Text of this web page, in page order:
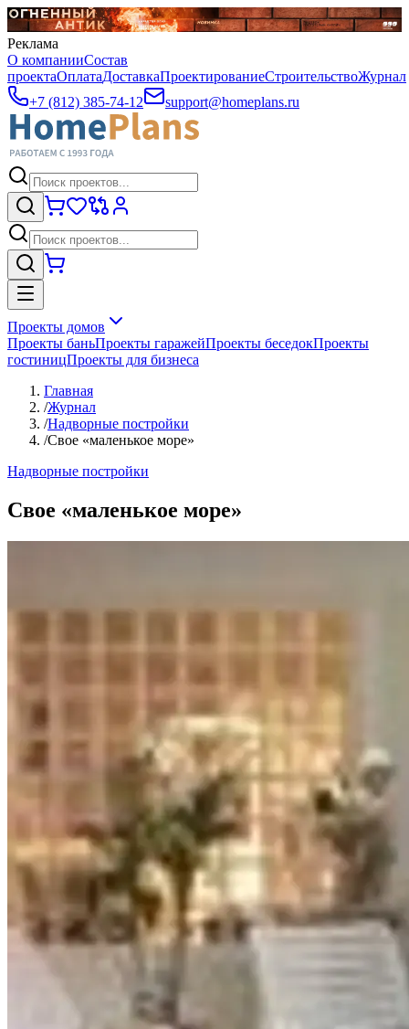
Реклама
О компанииСостав
проектаОплатаДоставкаПроектированиеСтроительствоЖурнал
+7 (812) 385-74-12
support@homeplans.ru
Проекты домов
Проекты баньПроекты гаражейПроекты беседокПроекты
гостиницПроекты для бизнеса
Главная
/Журнал
/Надворные постройки
/Свое «маленькое море»
Надворные постройки
Свое «маленькое море»